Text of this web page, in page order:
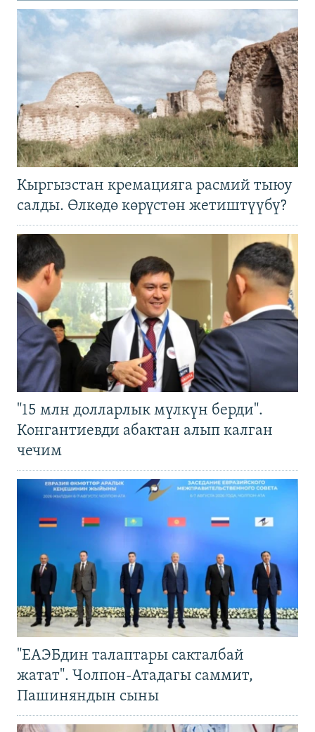
Кыргызстан кремацияга расмий тыюу
салды. Өлкөдө көрүстөн жетиштүүбү?
"15 млн долларлык мүлкүн берди".
Конгантиевди абактан алып калган
чечим
"ЕАЭБдин талаптары сакталбай
жатат". Чолпон-Атадагы саммит,
Пашиняндын сыны